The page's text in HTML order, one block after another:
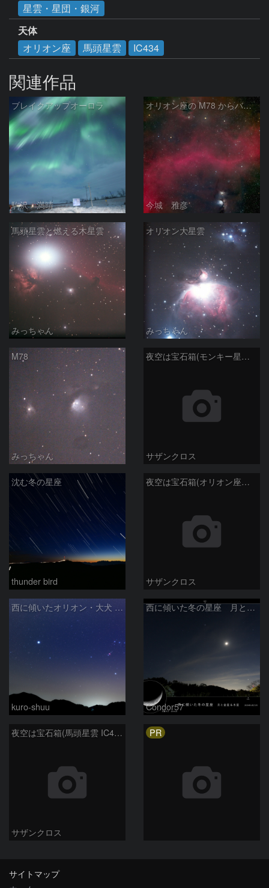
星雲・星団・銀河
天体
オリオン座
馬頭星雲 IC434
関連作品
ブレイクアップオーロラ
駒沢 満晴
オリオン座の M78 からバーナードループをまたいで LDN1622あたり
今城 雅彦
馬頭星雲と燃える木星雲
みっちゃん
オリオン大星雲
みっちゃん
M78
みっちゃん
夜空は宝石箱(モンキー星雲 NGC2174) Seestar50
サザンクロス
沈む冬の星座
thunder bird
夜空は宝石箱(オリオン座大星雲 M42) Seestar50
サザンクロス
西に傾いたオリオン・大犬 (2026/04/21)
kuro-shuu
西に傾いた冬の星座 月と金星＆木星
Condor57
夜空は宝石箱(馬頭星雲 IC434) Seestar50
サザンクロス
PR
サイトマップ